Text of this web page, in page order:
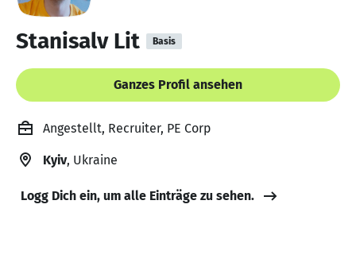
Stanisalv Lit Basis
Ganzes Profil ansehen
Angestellt, Recruiter, PE Corp
Kyiv, Ukraine
Logg Dich ein, um alle Einträge zu sehen.